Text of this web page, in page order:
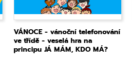
VÁNOCE - vánoční telefonování
ve třídě - veselá hra na
principu JÁ MÁM, KDO MÁ?